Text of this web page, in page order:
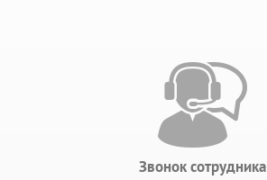
Звонок сотрудника